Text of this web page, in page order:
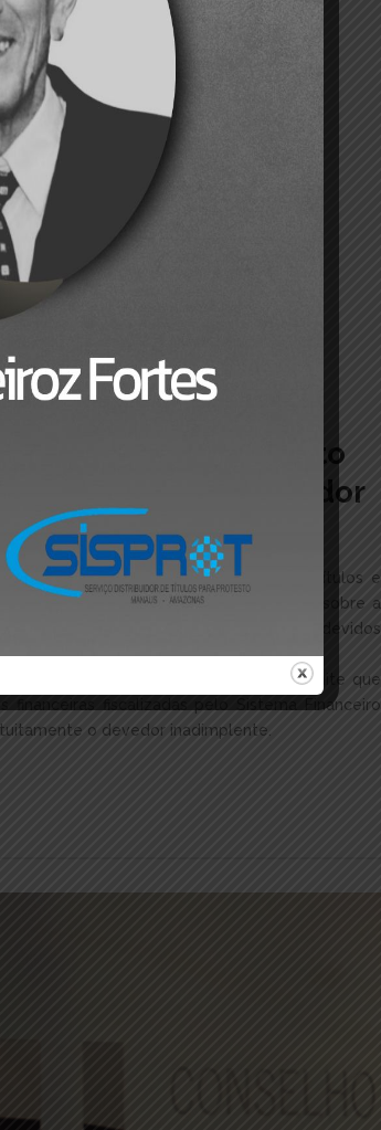
protesto gratuito
de dívidas ao devedor
,Uncategorized Comments
escriturais (eletrônicas) e demais títulos e
19, do Conselho Nacional de Justiça, sobre a
acréscimos legais e demais despesas, devidos
para protesto.
sexta-feira (30/8). Na prática, ela permite que
fiscalizadas pelo Sistema Financeiro
o devedor inadimplente.